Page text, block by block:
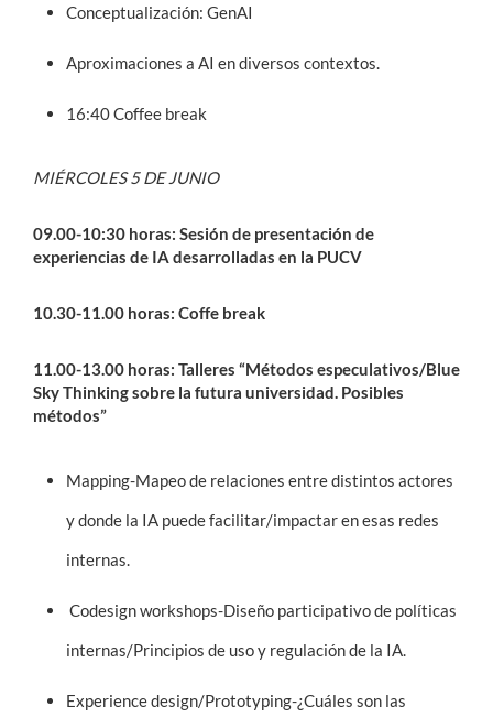
Conceptualización: GenAI
Aproximaciones a AI en diversos contextos.
16:40 Coffee break
MIÉRCOLES 5 DE JUNIO
09.00-10:30 horas: Sesión de presentación de
experiencias de IA desarrolladas en la PUCV
10.30-11.00 horas: Coffe break
11.00-13.00 horas: Talleres “Métodos especulativos/Blue
Sky Thinking sobre la futura universidad. Posibles
métodos”
Mapping-Mapeo de relaciones entre distintos actores
y donde la IA puede facilitar/impactar en esas redes
internas.
Codesign workshops-Diseño participativo de políticas
internas/Principios de uso y regulación de la IA.
Experience design/Prototyping-¿Cuáles son las